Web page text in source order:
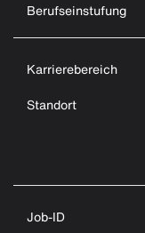
Berufseinstufung
Karrierebereich
Standort
Job-ID